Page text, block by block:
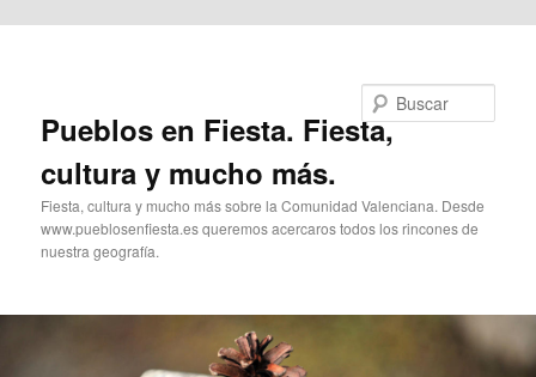
Pueblos en Fiesta. Fiesta,
cultura y mucho más.
Fiesta, cultura y mucho más sobre la Comunidad Valenciana. Desde
www.pueblosenfiesta.es queremos acercaros todos los rincones de
nuestra geografía.